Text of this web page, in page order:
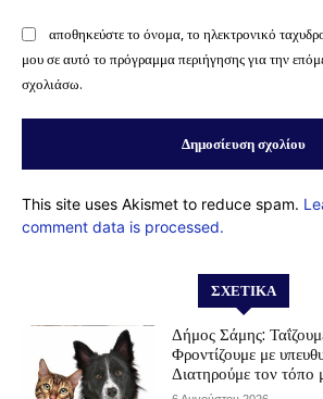
αποθηκεύστε το όνομα, το ηλεκτρονικό
μου σε αυτό το πρόγραμμα περιήγησης για την
σχολιάσω.
This site uses Akismet to reduce spam.
comment data is processed.
ΣΧΕΤΙΚΆ
Δήμος Σάμης:
Φροντίζουμε με
Διατηρούμε τον τόπο